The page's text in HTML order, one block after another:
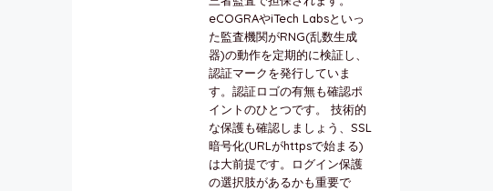
eCOGRAやiTech Labsといっ
た監査機関がRNG(乱数生成
器)の動作を定期的に検証し、
認証マークを発行していま
す。認証ロゴの有無も確認ポ
イントのひとつです。 技術的
な保護も確認しましょう、SSL
暗号化(URLがhttpsで始まる)
は大前提です。ログイン保護
の選択肢があるかも重要で